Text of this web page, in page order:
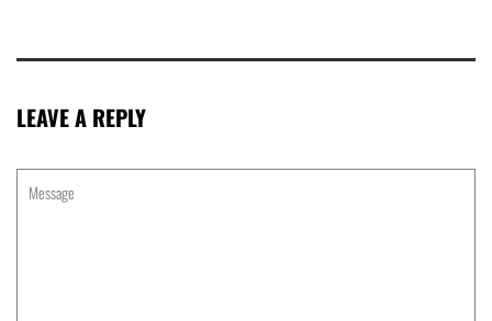
LEAVE A REPLY